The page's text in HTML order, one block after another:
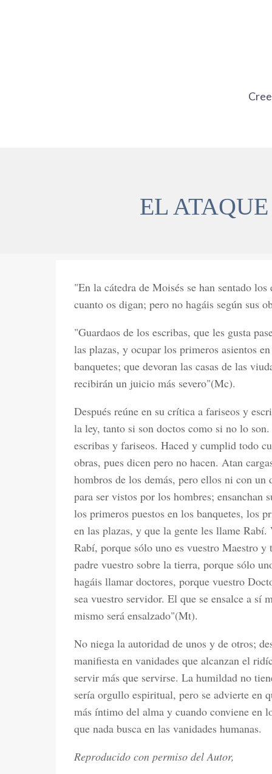
EL
"En la cátedra de Moisés se han sentado
cuanto os digan; pero no hagáis según sus
"Guardaos de los escribas, que les gusta
las plazas, y ocupar los primeros asientos
banquetes; que devoran las casas de las
recibirán un juicio más severo"(Mc).
Después reúne en su crítica a fariseos y
la ley, tanto si son doctos como si no lo
escribas y fariseos. Haced y cumplid todo
obras, pues dicen pero no hacen. Atan
hombros de los demás, pero ellos ni con un
para ser vistos por los hombres; ensanchan
los primeros puestos en los banquetes, los
en las plazas, y que la gente les llame
Rabí, porque sólo uno es vuestro Maestro
padre vuestro sobre la tierra, porque sólo
hagáis llamar doctores, porque vuestro
sea vuestro servidor. El que se ensalce a
mismo será ensalzado"(Mt).
No niega la autoridad de unos y de otros;
manifiesta en vanidades que alcanzan el
servir más que servirse. La humildad no
sería orgullo espiritual, pero se advierte en
más íntimo del alma y cuando conviene en
que nada busca en las vanidades humanas.
Reproducido con permiso del Autor,